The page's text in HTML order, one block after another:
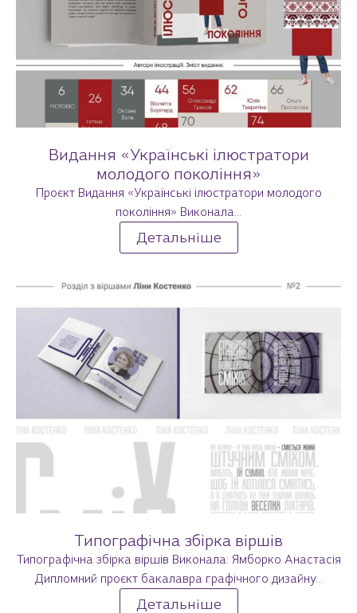
Видання «Українські ілюстратори
молодого покоління»
Проєкт Видання «Українські ілюстратори молодого
покоління» Виконала...
Детальніше
Типографічна збірка віршів
Типографічна збірка віршів Виконала: Ямборко Анастасія
Дипломний проєкт бакалавра графічного дизайну...
Детальніше